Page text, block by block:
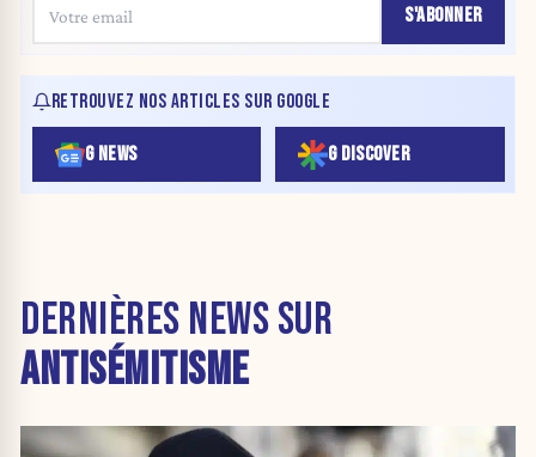
S'ABONNER
RETROUVEZ NOS ARTICLES SUR GOOGLE
G NEWS G DISCOVER
DERNIÈRES NEWS SUR
ANTISÉMITISME